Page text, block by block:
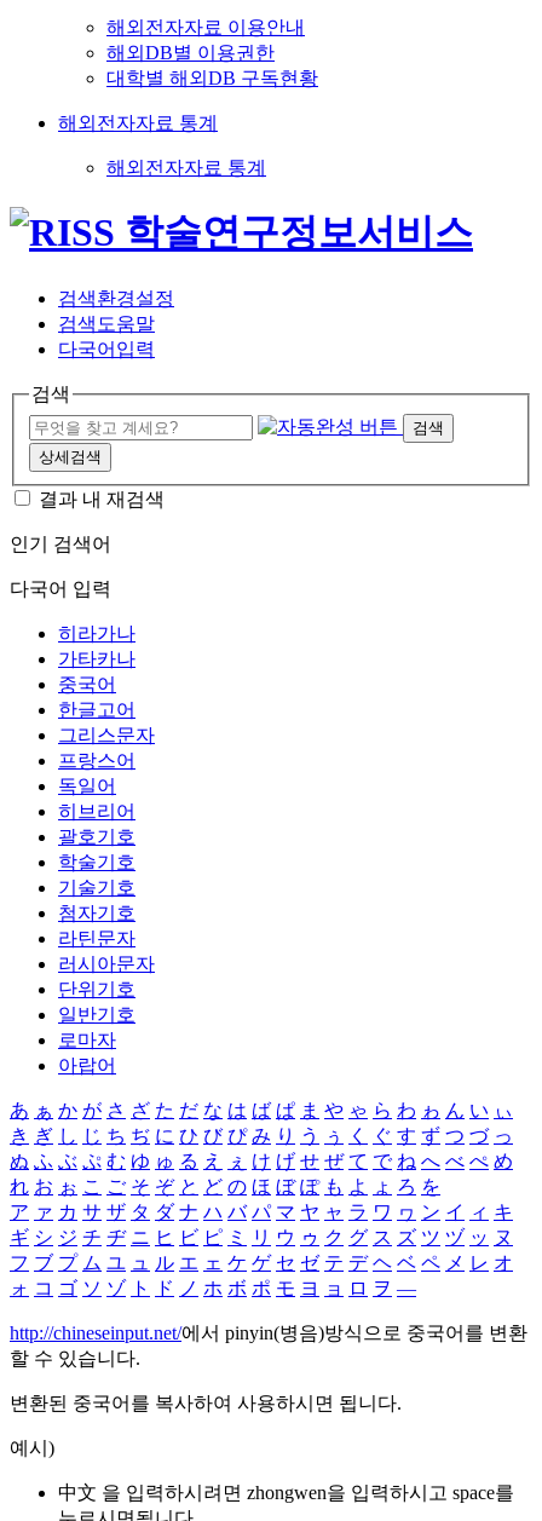
해외전자자료 이용안내
해외DB별 이용권한
대학별 해외DB 구독현황
해외전자자료 통계
해외전자자료 통계
검색환경설정
검색도움말
다국어입력
검색
검색
상세검색
결과 내 재검색
인기 검색어
다국어 입력
히라가나
가타카나
중국어
한글고어
그리스문자
프랑스어
독일어
히브리어
괄호기호
학술기호
기술기호
첨자기호
라틴문자
러시아문자
단위기호
일반기호
로마자
아랍어
あ ぁ か が さ ざ た だ な は ば ぱ ま や ゃ ら わ ゎ ん い ぃ
き ぎ し じ ち ぢ に ひ び ぴ み り う ぅ く ぐ す ず つ づ っ
ぬ ふ ぶ ぷ む ゆ ゅ る え ぇ け げ せ ぜ て で ね へ べ ぺ め
れ お ぉ こ ご そ ぞ と ど の ほ ぼ ぽ も よ ょ ろ を
ア ァ カ サ ザ タ ダ ナ ハ バ パ マ ヤ ャ ラ ワ ヮ ン イ ィ キ
ギ シ ジ チ ヂ ニ ヒ ビ ピ ミ リ ウ ゥ ク グ ス ズ ツ ヅ ッ ヌ
フ ブ プ ム ユ ュ ル エ ェ ケ ゲ セ ゼ テ デ ヘ ベ ペ メ レ オ
ォ コ ゴ ソ ゾ ト ド ノ ホ ボ ポ モ ヨ ョ ロ ヲ ―
http://chineseinput.net/에서 pinyin(병음)방식으로 중국어를 변환
할 수 있습니다.
변환된 중국어를 복사하여 사용하시면 됩니다.
예시)
中文 을 입력하시려면 zhongwen을 입력하시고 space를